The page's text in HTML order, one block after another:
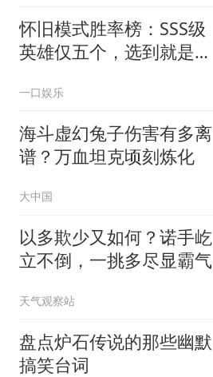
怀旧模式胜率榜：SSS级
英雄仅五个，选到就是爽
一口娱乐
海斗虚幻兔子伤害有多离
谱？万血坦克顷刻炼化
大中国
以多欺少又如何？诺手屹
立不倒，一挑多尽显霸气
天气观察站
盘点炉石传说的那些幽默
搞笑台词